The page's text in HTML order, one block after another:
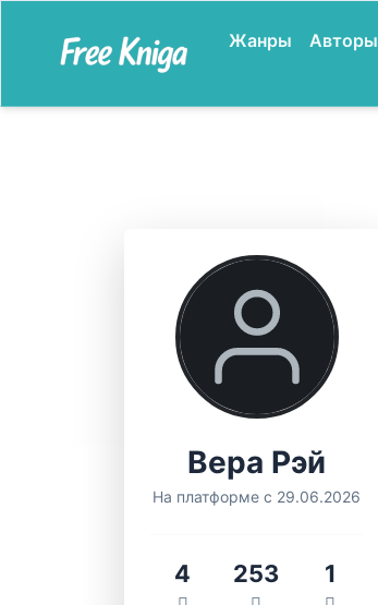
Жанры Авторы
Вера Рэй
На платформе с 29.06.2026
4 253 1